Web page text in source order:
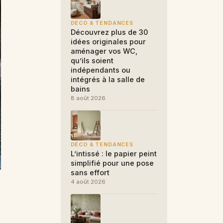
DÉCO & TENDANCES
Découvrez plus de 30
idées originales pour
aménager vos WC,
qu’ils soient
indépendants ou
intégrés à la salle de
bains
8 août 2026
DÉCO & TENDANCES
L’intissé : le papier peint
simplifié pour une pose
sans effort
4 août 2026